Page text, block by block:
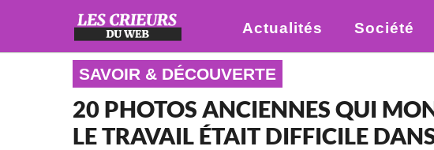
Actualités Société
SAVOIR & DÉCOUVERTE
20 PHOTOS ANCIENNES QUI
LE TRAVAIL ÉTAIT DIFFICILE